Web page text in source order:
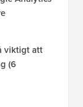
viktigt att
(6